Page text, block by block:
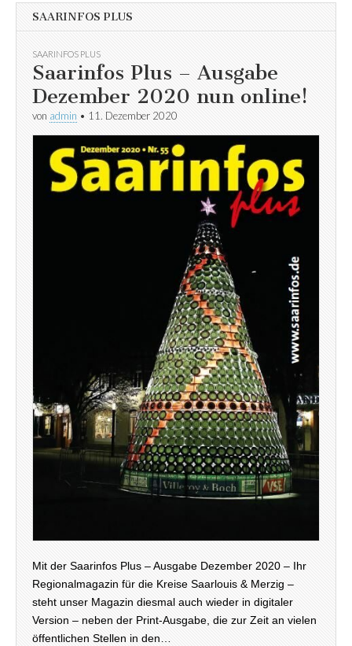
SAARINFOS PLUS
SAARINFOS PLUS
Saarinfos Plus – Ausgabe
Dezember 2020 nun online!
von admin • 11. Dezember 2020
Mit der Saarinfos Plus – Ausgabe Dezember 2020 – Ihr
Regionalmagazin für die Kreise Saarlouis & Merzig –
steht unser Magazin diesmal auch wieder in digitaler
Version – neben der Print-Ausgabe, die zur Zeit an vielen
öffentlichen Stellen in den…